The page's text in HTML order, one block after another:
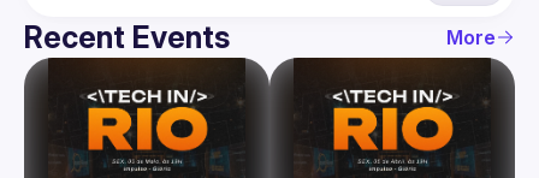
Recent Events More